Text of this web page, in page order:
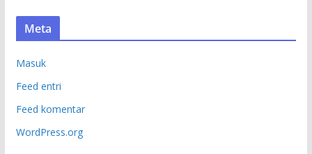
Meta
Masuk
Feed entri
Feed komentar
WordPress.org